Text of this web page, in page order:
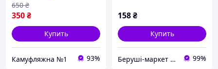
350₴
650 ₴
Купить
Камуфляжна №1 93%
158₴
Купить
Беруші-маркет №1 99%